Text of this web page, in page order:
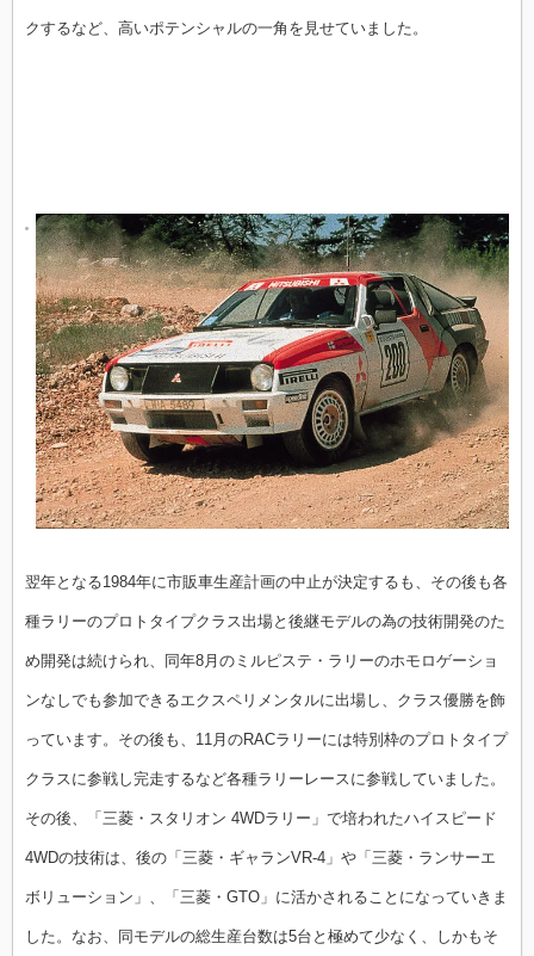
クするなど、高いポテンシャルの一角を見せていました。
翌年となる1984年に市販車生産計画の中止が決定するも、その後も各
種ラリーのプロトタイプクラス出場と後継モデルの為の技術開発のた
め開発は続けられ、同年8月のミルピステ・ラリーのホモロゲーショ
ンなしでも参加できるエクスペリメンタルに出場し、クラス優勝を飾
っています。 その後も、11月のRACラリーには特別枠のプロトタイプ
クラスに参戦し完走するなど各種ラリーレースに参戦していました。
その後、 「三菱・スタリオン 4WDラリー」で培われたハイスピード
4WDの技術は、後の「三菱・ギャランVR-4」や「三菱・ランサーエ
ボリューション」、「三菱・GTO」に活かされることになっていきま
した。 なお、同モデルの総生産台数は5台と極めて少なく、しかもそ